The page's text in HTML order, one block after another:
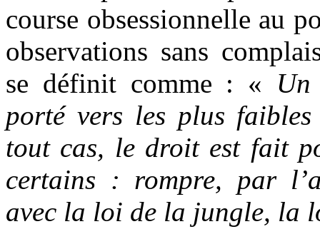
course obsessionnelle au
observations sans
se définit comme : « Un
porté vers les plus
tout cas, le droit est fait
certains : rompre, par
avec la loi de la jungle, la